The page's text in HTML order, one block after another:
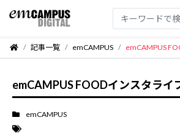
記事一覧 emCAMPUS emCAMPUS
emCAMPUS FOODインスタライ
emCAMPUS